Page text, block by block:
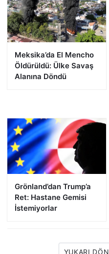
Meksika’da El Mencho
Öldürüldü: Ülke Savaş
Alanına Döndü
Grönland’dan Trump’a
Ret: Hastane Gemisi
İstemiyorlar
YUKARI DÖN